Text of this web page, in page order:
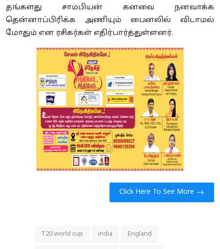
தங்களது சாம்பியன் கனவை நனவாக்க
தென்னாப்பிரிக்க அணியும் பைனலில் விடாமல்
மோதும் என ரசிகர்கள் எதிர்பார்த்துள்ளனர்.
Click Here To See More
T20 world cup india England